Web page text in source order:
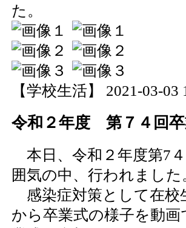
た。
【学校生活】 2021-03-03
令和２年度 第７４回
本日、令和２年度第7
囲気の中、行われました
感染症対策として在校
から卒業式の様子を動